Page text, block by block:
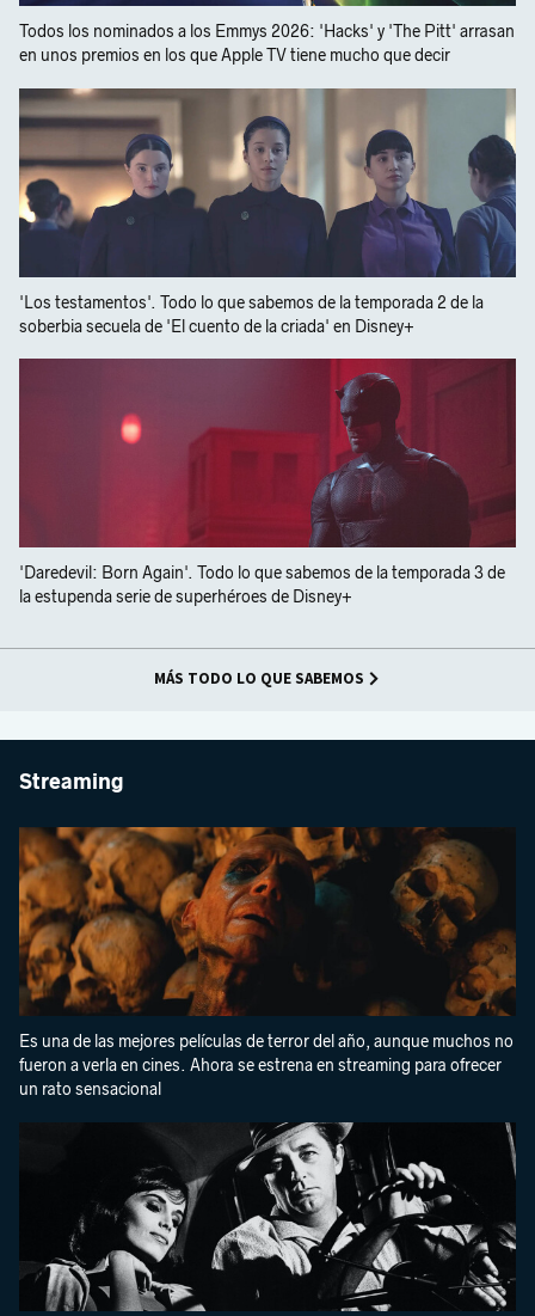
Todos los nominados a los Emmys 2026: 'Hacks' y 'The Pitt' arrasan
en unos premios en los que Apple TV tiene mucho que decir
'Los testamentos'. Todo lo que sabemos de la temporada 2 de la
soberbia secuela de 'El cuento de la criada' en Disney+
'Daredevil: Born Again'. Todo lo que sabemos de la temporada 3 de
la estupenda serie de superhéroes de Disney+
MÁS TODO LO QUE SABEMOS
Streaming
Es una de las mejores películas de terror del año, aunque muchos no
fueron a verla en cines. Ahora se estrena en streaming para ofrecer
un rato sensacional